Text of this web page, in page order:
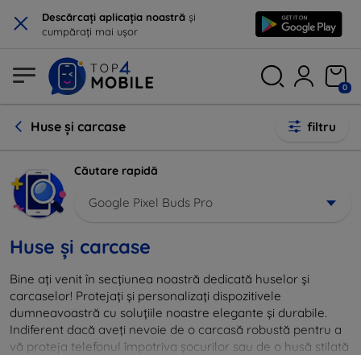
× Descărcați aplicația noastră și
cumpărați mai ușor
0
Huse și carcase filtru
Căutare rapidă
Google Pixel Buds Pro
Huse și carcase
Bine ați venit în secțiunea noastră dedicată huselor și
carcaselor! Protejați și personalizați dispozitivele
dumneavoastră cu soluțiile noastre elegante și durabile.
Indiferent dacă aveți nevoie de o carcasă robustă pentru a
vă proteja telefonul împotriva șocurilor sau de o husă stilată